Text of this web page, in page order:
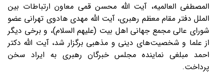
المصطفی العالمیه، آیت الله محسن قمی معاون ارتباطات بین
الملل دفتر مقام معظم رهبری، آیت الله مهدی هادوی تهرانی عضو
شورای عالی مجمع جهانی اهل بیت (علیهم السلام)، و برخی دیگر
از علما و شخصیت‌های دینی و مذهبی برگزار شد، آیت الله دکتر
احمد مبلغی نماینده مجلس خبرگان رهبری به ایراد سخن
پرداخت.